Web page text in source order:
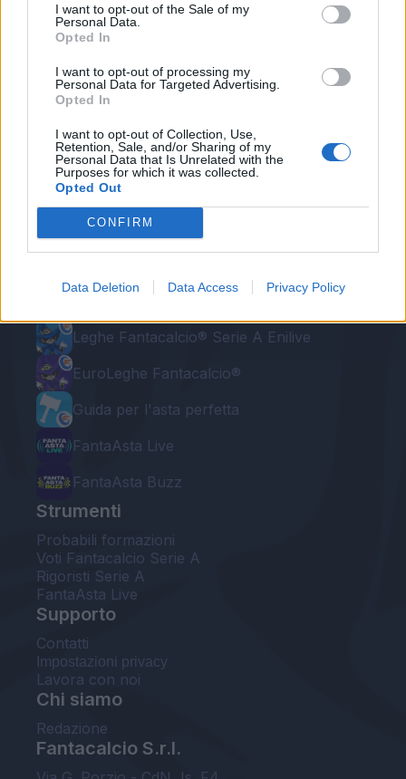
I want to opt-out of the Sale of my
Personal Data.
Opted In
I want to opt-out of processing my
Personal Data for Targeted Advertising.
Opted In
I want to opt-out of Collection, Use,
Retention, Sale, and/or Sharing of my
Personal Data that Is Unrelated with the
Purposes for which it was collected.
Opted Out
CONFIRM
Data Deletion Data Access Privacy Policy
Autore
Redazione Fantacalcio.it
Fantacalcio® Serie A Enilive
Leghe Fantacalcio® Serie A Enilive
EuroLeghe Fantacalcio®
Guida per l'asta perfetta
FantaAsta Live
FantaAsta Buzz
Strumenti
Probabili formazioni
Voti Fantacalcio Serie A
Rigoristi Serie A
FantaAsta Live
Supporto
Contatti
Impostazioni privacy
Lavora con noi
Chi siamo
Redazione
Fantacalcio S.r.l.